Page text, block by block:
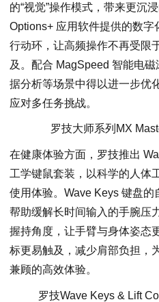
的“视觉”操作模式，带来更沉
Options+ 应用软件提供的数
行动环，让高频操作不再受限
及。配合 MagSpeed 智能电
据分析等场景中得以进一步优
应对多任务挑战。
罗技大师系列MX
在健康体验方面，罗技推出
工学键鼠套装，以科学的人体
使用体验。Wave Keys 键盘的
帮助缓解长时间输入的手腕压
握持角度，让手臂与身体姿态
标更易触及，减少肩部负担，
兼顾的高效体验。
罗技Wave Keys & Lift